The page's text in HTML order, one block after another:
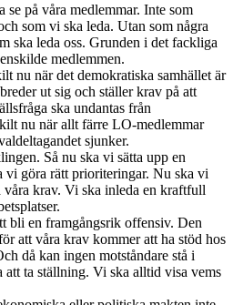
se på våra medlemmar. Inte som
som vi ska leda. Utan som några
ska leda oss. Grunden i det fackliga
medlemmen.
nu när det demokratiska samhället är
ut sig och ställer krav på att
ska undantas från
nu när allt färre LO-medlemmar
sjunker.
Så nu ska vi sätta upp en
vi göra rätt prioriteringar. Nu ska vi
krav. Vi ska inleda en kraftfull
bli en framgångsrik offensiv. Den
att våra krav kommer att ha stöd hos
då kan ingen motståndare stå i
ta ställning. Vi ska alltid visa vems